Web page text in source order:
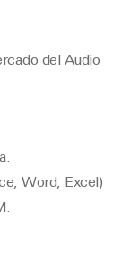
del Audio
Word, Excel)